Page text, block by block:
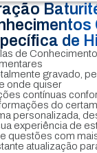
de
de
gravado,
onde quiser
contínuas
do
personalizada,
experiência de
questões com
atualização